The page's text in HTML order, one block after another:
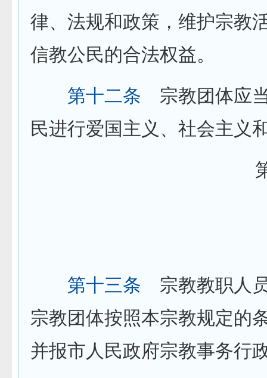
律、法规和政策，维护宗教
信教公民的合法权益。
第十二条 宗教团体应
民进行爱国主义、社会主义
第三章 宗
第十三条 宗教教职人
宗教团体按照本宗教规定的
并报市人民政府宗教事务行